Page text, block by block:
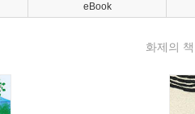
화제의 책
eBook